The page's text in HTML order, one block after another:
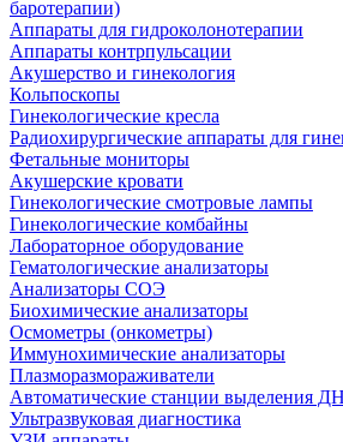
баротерапии)
Аппараты для гидроколонотерапии
Аппараты контрпульсации
Акушерство и гинекология
Кольпоскопы
Гинекологические кресла
Радиохирургические аппараты для
Фетальные мониторы
Акушерские кровати
Гинекологические смотровые лампы
Гинекологические комбайны
Лабораторное оборудование
Гематологические анализаторы
Анализаторы СОЭ
Биохимические анализаторы
Осмометры (онкометры)
Иммунохимические анализаторы
Плазморазмораживатели
Автоматические станции выделения
Ультразвуковая диагностика